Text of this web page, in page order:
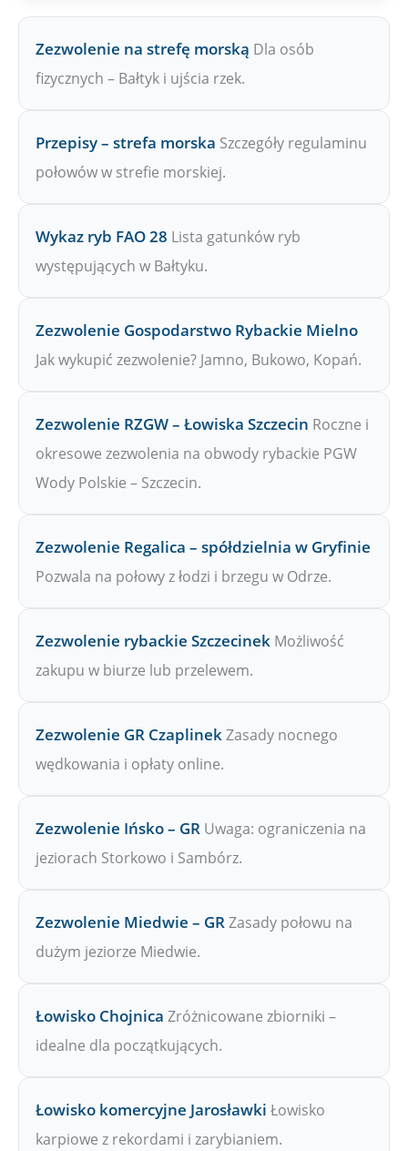
Zezwolenie na strefę morską Dla osób
fizycznych – Bałtyk i ujścia rzek.
Przepisy – strefa morska Szczegóły regulaminu
połowów w strefie morskiej.
Wykaz ryb FAO 28 Lista gatunków ryb
występujących w Bałtyku.
Zezwolenie Gospodarstwo Rybackie Mielno
Jak wykupić zezwolenie? Jamno, Bukowo, Kopań.
Zezwolenie RZGW – Łowiska Szczecin Roczne i
okresowe zezwolenia na obwody rybackie PGW
Wody Polskie – Szczecin.
Zezwolenie Regalica – spółdzielnia w Gryfinie
Pozwala na połowy z łodzi i brzegu w Odrze.
Zezwolenie rybackie Szczecinek Możliwość
zakupu w biurze lub przelewem.
Zezwolenie GR CzaplinekZasady nocnego
wędkowania i opłaty online.
Zezwolenie Ińsko – GR Uwaga: ograniczenia na
jeziorach Storkowo i Sambórz.
Zezwolenie Miedwie – GRZasady połowu na
dużym jeziorze Miedwie.
Łowisko Chojnica Zróżnicowane zbiorniki –
idealne dla początkujących.
Łowisko komercyjne Jarosławki Łowisko
karpiowe z rekordami i zarybianiem.